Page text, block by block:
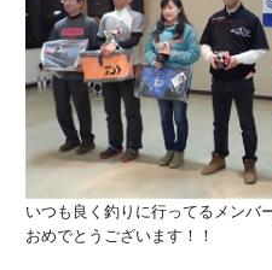
いつも良く釣りに行ってるメンバ
おめでとうございます！！